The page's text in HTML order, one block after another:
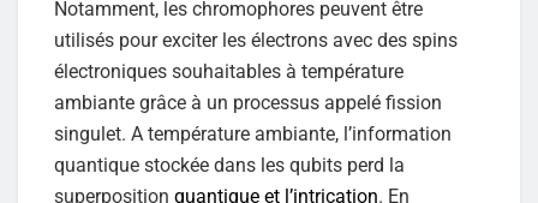
Notamment, les chromophores peuvent être
utilisés pour exciter les électrons avec des spins
électroniques souhaitables à température
ambiante grâce à un processus appelé fission
singulet. A température ambiante, l’information
quantique stockée dans les qubits perd la
superposition quantique et l’intrication. En